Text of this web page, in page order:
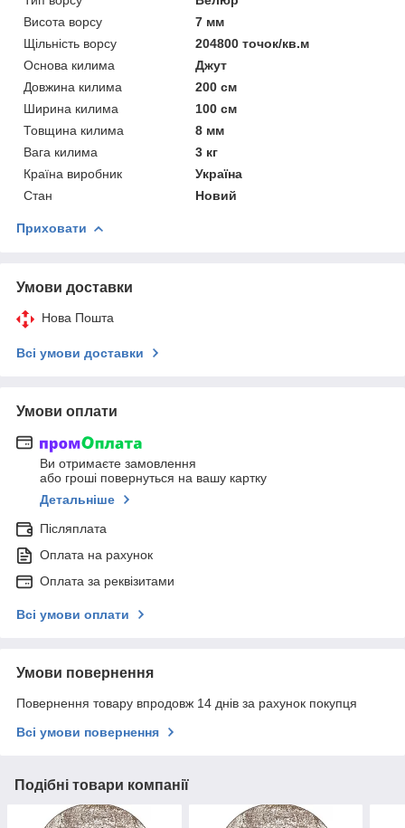
Висота ворсу
7 мм
Щільність ворсу
204800 точок/кв.м
Основа килима
Джут
Довжина килима
200 см
Ширина килима
100 см
Товщина килима
8 мм
Вага килима
3 кг
Країна виробник
Україна
Стан
Новий
Приховати
Умови доставки
Нова Пошта
Всі умови доставки
Умови оплати
Ви отримаєте замовлення
або гроші повернуться на вашу картку
Детальніше
Післяплата
Оплата на рахунок
Оплата за реквізитами
Всі умови оплати
Умови повернення
Повернення товару впродовж 14 днів за рахунок покупця
Всі умови повернення
Подібні товари компанії